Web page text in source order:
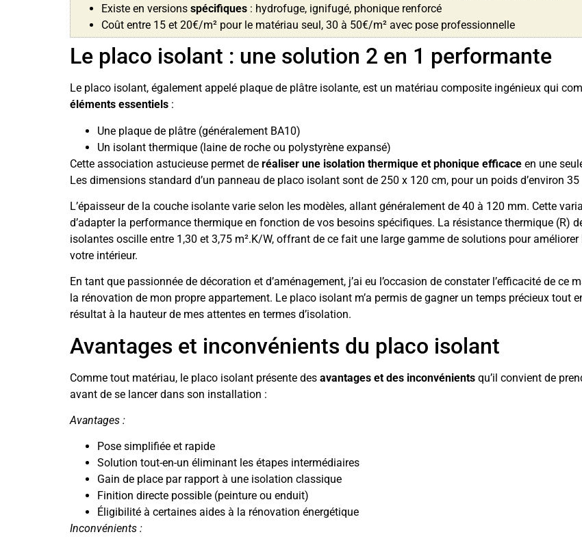
Existe en versions spécifiques : hydrofuge, ignifugé, phonique renforcé
Coût entre 15 et 20€/m² pour le matériau seul, 30 à 50€/m² avec pose professionnelle
Le placo isolant : une solution 2 en 1 performante
Le placo isolant, également appelé plaque de plâtre isolante, est un matériau composite ingénieux qui
éléments essentiels :
Une plaque de plâtre (généralement BA10)
Un isolant thermique (laine de roche ou polystyrène expansé)
Cette association astucieuse permet de réaliser une isolation thermique et phonique efficace en une
Les dimensions standard d’un panneau de placo isolant sont de 250 x 120 cm, pour un poids d’environ 35
L’épaisseur de la couche isolante varie selon les modèles, allant généralement de 40 à 120 mm. Cette
d’adapter la performance thermique en fonction de vos besoins spécifiques. La résistance thermique (R)
isolantes oscille entre 1,30 et 3,75 m².K/W, offrant de ce fait une large gamme de solutions pour
votre intérieur.
En tant que passionnée de décoration et d’aménagement, j’ai eu l’occasion de constater l’efficacité de ce
la rénovation de mon propre appartement. Le placo isolant m’a permis de gagner un temps précieux tout
résultat à la hauteur de mes attentes en termes d’isolation.
Avantages et inconvénients du placo isolant
Comme tout matériau, le placo isolant présente des avantages et des inconvénients qu’il convient de
avant de se lancer dans son installation :
Avantages :
Pose simplifiée et rapide
Solution tout-en-un éliminant les étapes intermédiaires
Gain de place par rapport à une isolation classique
Finition directe possible (peinture ou enduit)
Éligibilité à certaines aides à la rénovation énergétique
Inconvénients :